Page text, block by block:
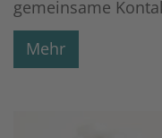
gemeinsame
Mehr